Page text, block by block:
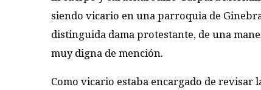
siendo vicario en una parroquia de
distinguida dama protestante, de una
muy digna de mención.
Como vicario estaba encargado de revisar